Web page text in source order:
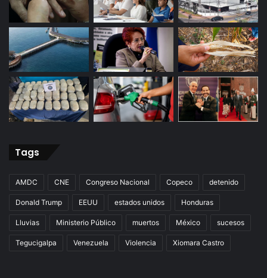
Tags
AMDC CNE Congreso Nacional Copeco detenido
Donald Trump EEUU estados unidos Honduras
Lluvias Ministerio Público muertos México sucesos
Tegucigalpa Venezuela Violencia Xiomara Castro